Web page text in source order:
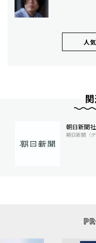
人
朝日新聞
朝日新聞（デ